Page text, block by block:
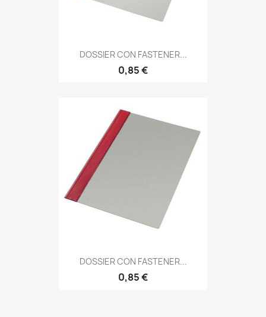
DOSSIER CON FASTENER...
0,85 €
DOSSIER CON FASTENER...
0,85 €